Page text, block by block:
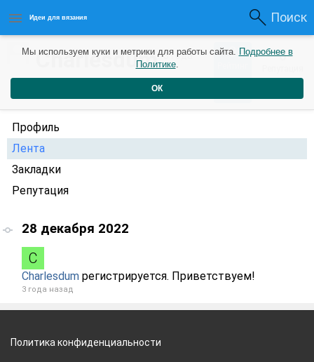
Идеи для вязания Поиск
Charlesdum3 года 0 0
Профиль
Лента
Закладки
Репутация
28 декабря 2022
Charlesdum регистрируется. Приветствуем!
3 года назад
Мы используем куки и метрики для работы сайта. Подробнее в
Политике.
ОК
Политика конфиденциальности